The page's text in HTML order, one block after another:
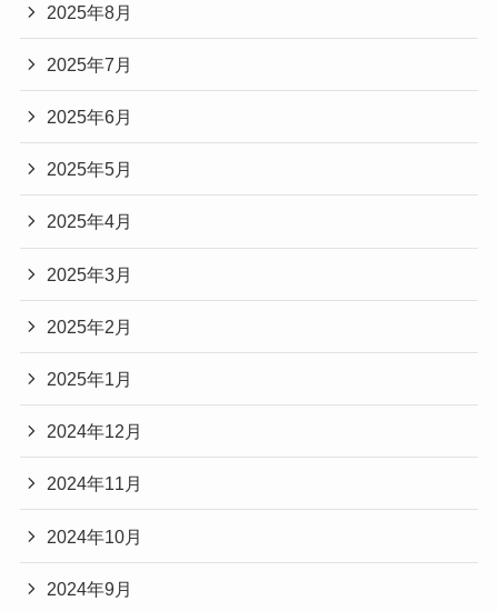
2025年8月
2025年7月
2025年6月
2025年5月
2025年4月
2025年3月
2025年2月
2025年1月
2024年12月
2024年11月
2024年10月
2024年9月